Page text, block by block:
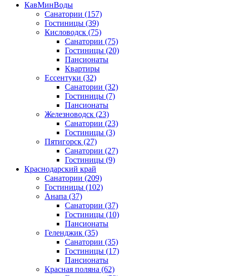
КавМинВоды
Санатории (157)
Гостиницы (39)
Кисловодск (75)
Санатории (75)
Гостиницы (20)
Пансионаты
Квартиры
Ессентуки (32)
Санатории (32)
Гостиницы (7)
Пансионаты
Железноводск (23)
Санатории (23)
Гостиницы (3)
Пятигорск (27)
Санатории (27)
Гостиницы (9)
Краснодарский край
Санатории (209)
Гостиницы (102)
Анапа (37)
Санатории (37)
Гостиницы (10)
Пансионаты
Геленджик (35)
Санатории (35)
Гостиницы (17)
Пансионаты
Красная поляна (62)